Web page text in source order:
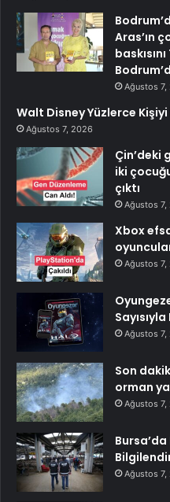
Aras’ın
Ağustos 7,
Walt Disney Yüzlerce Kişiyi
Ağustos 7, 2026
Çin’deki
iki
çıktı
Ağustos 7,
Xbox
Ağustos 7,
Ağustos 7,
Son
orman
Ağustos 7,
Bursa’da
Ağustos 7,